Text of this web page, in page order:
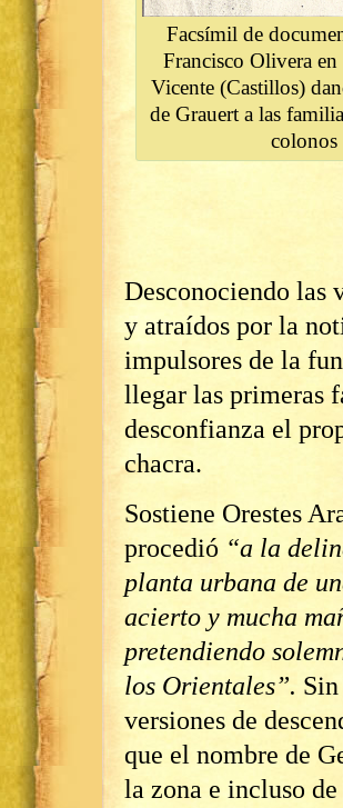
Facsímil de
Francisco Olivera
Vicente (Castillos)
de Grauert a las
colonos
Desconociendo las
y atraídos por la
impulsores de la
llegar las primeras
desconfianza el
chacra.
Sostiene Orestes
procedió “a la
planta urbana de
acierto y mucha
pretendiendo
los Orientales”.
versiones de
que el nombre de
la zona e incluso